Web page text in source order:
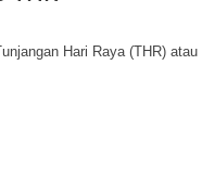
Hari Raya (THR) atau